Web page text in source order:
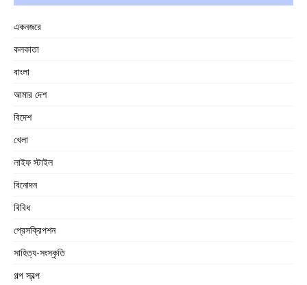
একনজরে
কলকাতা
বাংলা
আমার দেশ
বিদেশ
খেলা
লাইফ স্টাইল
বিনোদন
বিবিধ
প্রেসক্রিপশন
সাহিত্য-সংস্কৃতি
গল্প স্বল্প